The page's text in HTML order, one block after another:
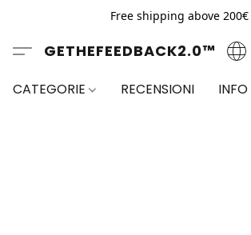
Free shipping above 200€
GETHEFEEDBACK2.0™
CATEGORIE RECENSIONI